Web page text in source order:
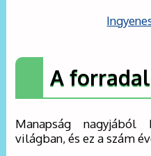
A
Manapság
világban, és ez a szám